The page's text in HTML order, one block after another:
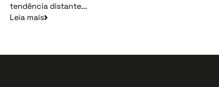
tendência distante...
Leia mais